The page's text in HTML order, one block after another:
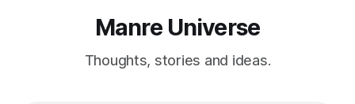
Manre Universe
Thoughts, stories and ideas.